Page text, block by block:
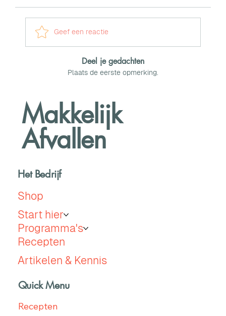
Geef een reactie
Deel je gedachten
Plaats de eerste opmerking.
Makkelijk
Afvallen
Het Bedrijf
Shop
Start hier
Programma's
Recepten
Artikelen & Kennis
Quick Menu
Recepten